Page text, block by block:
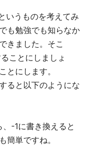
いうものを考えてみ
も勉強でも知らなか
きました。そこ
ことにしましょ
とにします。
ると以下のようにな
-1に書き換えると
簡単ですね。